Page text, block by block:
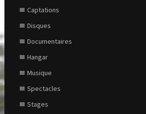
Captations
Disques
Documentaires
Hangar
Musique
Spectacles
Stages